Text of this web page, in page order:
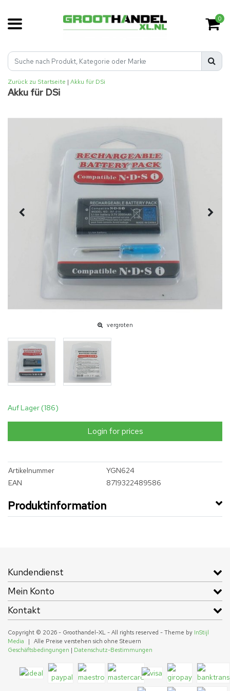
0
Zurück zu Startseite | Akku für DSi
Akku für DSi
vergroten
Auf Lager (186)
Login for prices
Artikelnummer
YGN624
EAN
8719322489586
Produktinformation
Kundendienst
Mein Konto
Kontakt
Copyright © 2026 - Groothandel-XL - All rights reserved - Theme by InStijl
Media
|
Alle Preise verstehen sich ohne Steuern
Geschäftsbedingungen | Datenschutz-Bestimmungen